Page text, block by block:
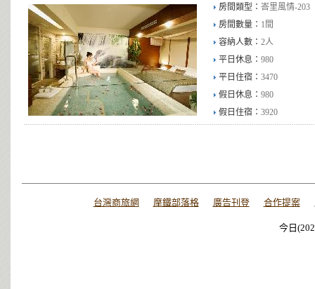
房間類型： 峇里風情-203
房間數量： 1間
容納人數： 2人
平日休息： 980
平日住宿： 3470
假日休息： 980
假日住宿： 3920
台灣商旅網 摩鐵部落格 廣告刊登 合作提案
今日